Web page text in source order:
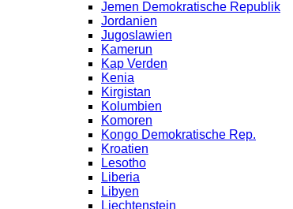
Jemen Demokratische Republik
Jordanien
Jugoslawien
Kamerun
Kap Verden
Kenia
Kirgistan
Kolumbien
Komoren
Kongo Demokratische Rep.
Kroatien
Lesotho
Liberia
Libyen
Liechtenstein